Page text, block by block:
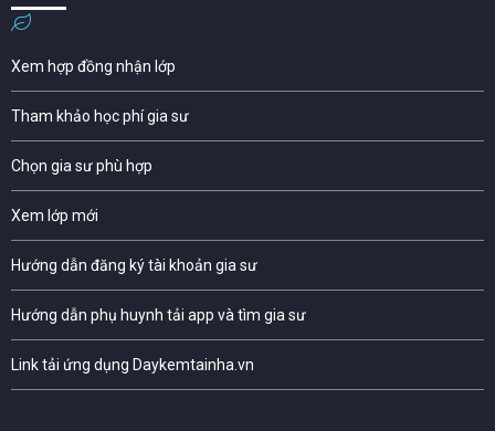
Xem hợp đồng nhận lớp
Tham khảo học phí gia sư
Chọn gia sư phù hợp
Xem lớp mới
Hướng dẫn đăng ký tài khoản gia sư
Hướng dẫn phụ huynh tải app và tìm gia sư
Link tải ứng dụng Daykemtainha.vn